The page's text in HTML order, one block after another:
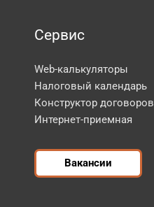
Сервис
Web-калькуляторы
Налоговый календарь
Конструктор договоров
Интернет-приемная
Вакансии